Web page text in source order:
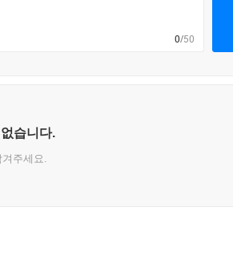
0/50
습니다.
주세요.